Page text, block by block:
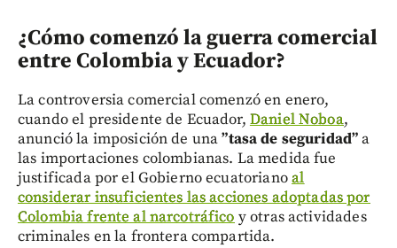
¿Cómo comenzó la guerra comercial
entre Colombia y Ecuador?
La controversia comercial comenzó en enero,
cuando el presidente de Ecuador, Daniel Noboa,
anunció la imposición de una”tasa de seguridad”a
las importaciones colombianas. La medida fue
justificada por el Gobierno ecuatorianoal
considerar insuficientes las acciones adoptadas por
Colombia frente al narcotráfico y otras actividades
criminales en la frontera compartida.